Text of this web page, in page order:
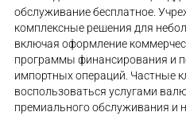
обслуживание бесплатное.
комплексные решения для
включая оформление
программы финансирования и
импортных операций. Частные
воспользоваться услугами
премиального обслуживания и